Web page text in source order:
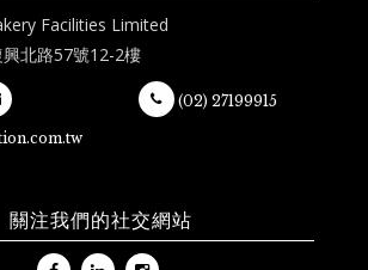
Facilities Limited
北路57號12-2樓
(02) 27199915
關注我們的社交網站